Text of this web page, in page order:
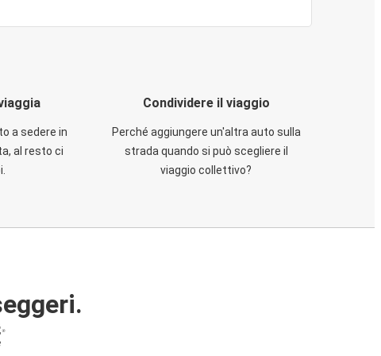
a sedere in
al resto ci
Condividere il viaggio
Perché aggiungere un'altra auto sulla
strada quando si può scegliere il
viaggio collettivo?